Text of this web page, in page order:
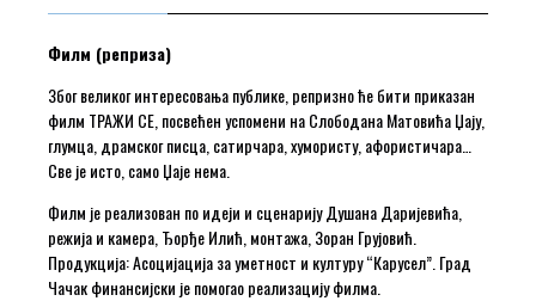
Филм (реприза)
Због великог интересовања публике, репризно ће бити приказан
филм ТРАЖИ СЕ, посвећен успомени на Слободана Матовића Џају,
глумца, драмског писца, сатирчара, хумористу, афористичара…
Све је исто, само Џаје нема.
Филм је реализован по идеји и сценарију Душана Даријевића,
режија и камера, Ђорђе Илић, монтажа, Зоран Грујовић.
Продукција: Асоцијација за уметност и културу “Карусел”. Град
Чачак финансијски је помогао реализацију филма.